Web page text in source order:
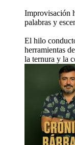
Improvisación
palabras y
El hilo
herramientas
la ternura y la